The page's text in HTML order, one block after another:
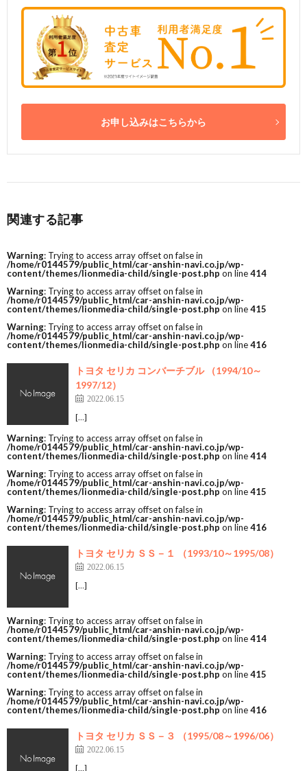
お申し込みはこちらから
関連する記事
Warning: Trying to access array offset on false in
/home/r0144579/public_html/car-anshin-navi.co.jp/wp-
content/themes/lionmedia-child/single-post.php on line414
Warning: Trying to access array offset on false in
/home/r0144579/public_html/car-anshin-navi.co.jp/wp-
content/themes/lionmedia-child/single-post.php on line415
Warning: Trying to access array offset on false in
/home/r0144579/public_html/car-anshin-navi.co.jp/wp-
content/themes/lionmedia-child/single-post.php on line416
トヨタ セリカ コンバーチブル （1994/10～
1997/12）
2022.06.15
[…]
Warning: Trying to access array offset on false in
/home/r0144579/public_html/car-anshin-navi.co.jp/wp-
content/themes/lionmedia-child/single-post.php on line414
Warning: Trying to access array offset on false in
/home/r0144579/public_html/car-anshin-navi.co.jp/wp-
content/themes/lionmedia-child/single-post.php on line415
Warning: Trying to access array offset on false in
/home/r0144579/public_html/car-anshin-navi.co.jp/wp-
content/themes/lionmedia-child/single-post.php on line416
トヨタ セリカ ＳＳ－１ （1993/10～1995/08）
2022.06.15
[…]
Warning: Trying to access array offset on false in
/home/r0144579/public_html/car-anshin-navi.co.jp/wp-
content/themes/lionmedia-child/single-post.php on line414
Warning: Trying to access array offset on false in
/home/r0144579/public_html/car-anshin-navi.co.jp/wp-
content/themes/lionmedia-child/single-post.php on line415
Warning: Trying to access array offset on false in
/home/r0144579/public_html/car-anshin-navi.co.jp/wp-
content/themes/lionmedia-child/single-post.php on line416
トヨタ セリカ ＳＳ－３ （1995/08～1996/06）
2022.06.15
[…]